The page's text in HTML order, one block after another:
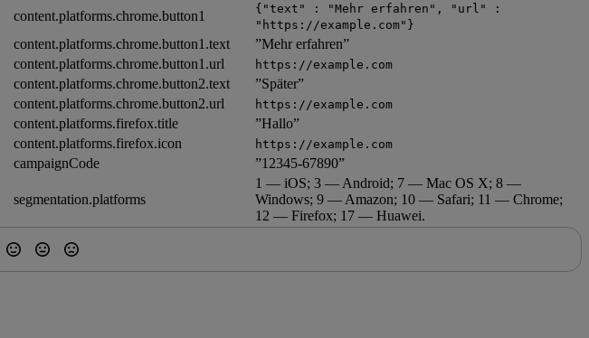
content.platforms.chrome.button1
{"text" : "Mehr erfahren", "url" :
"https://example.com"}
content.platforms.chrome.button1.text
”Mehr erfahren”
content.platforms.chrome.button1.url https://example.com
content.platforms.chrome.button2.text
”Später”
content.platforms.chrome.button2.url https://example.com
content.platforms.firefox.title
”Hallo”
content.platforms.firefox.icon https://example.com
campaignCode ”12345-67890”
segmentation.platforms
1 — iOS; 3 — Android; 7 — Mac OS X; 8 —
Windows; 9 — Amazon; 10 — Safari; 11 — Chrome;
12 — Firefox; 17 — Huawei.